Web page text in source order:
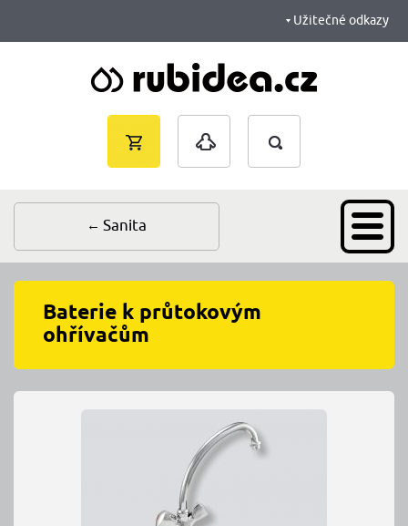
košík je
Vyhledávání
Baterie k průtokovým
ohřívačům
Sanita
Užitečné odkazy